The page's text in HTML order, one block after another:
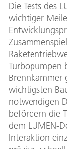
Die Tests des
wichtiger
Turbopumpen
Brennkammer
wichtigsten
notwendigen
befördern die
dem LUMEN-
Interaktion